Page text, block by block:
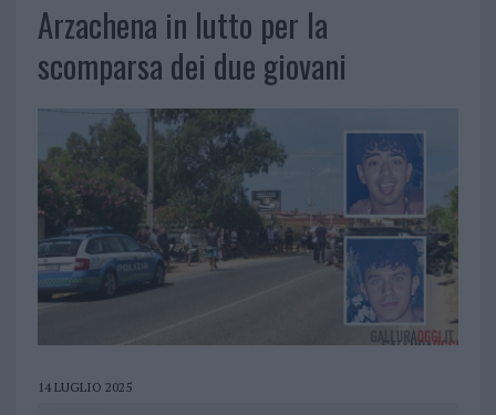
Arzachena in lutto per la
scomparsa dei due giovani
14 LUGLIO 2025